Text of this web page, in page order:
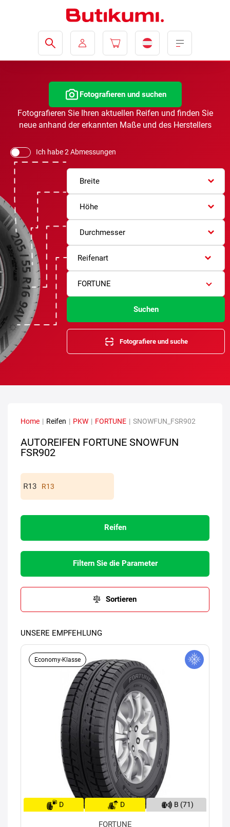
Fotografieren und suchen
Fotografieren Sie Ihren aktuellen Reifen und finden Sie
neue anhand der erkannten Maße und des Herstellers
Ich habe 2 Abmessungen
Breite
Höhe
Durchmesser
Reifenart
FORTUNE
Suchen
Fotografiere und suche
Home | Reifen | PKW | FORTUNE | SNOWFUN_FSR902
AUTOREIFEN FORTUNE SNOWFUN
FSR902
R13
Reifen
Filtern Sie die Parameter
Sortieren
UNSERE EMPFEHLUNG
Economy-Klasse
D D B (71)
FORTUNE